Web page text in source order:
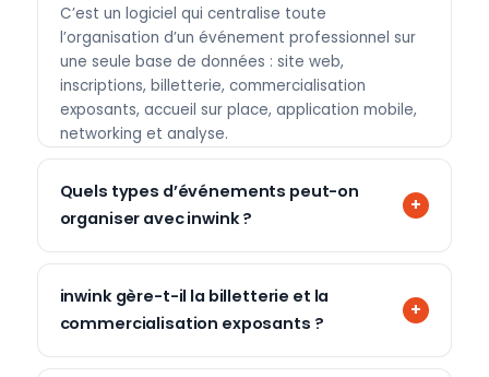
C’est un logiciel qui centralise toute
l’organisation d’un événement professionnel sur
une seule base de données : site web,
inscriptions, billetterie, commercialisation
exposants, accueil sur place, application mobile,
networking et analyse.
Quels types d’événements peut-on
organiser avec inwink ?
inwink gère-t-il la billetterie et la
commercialisation exposants ?